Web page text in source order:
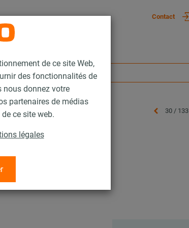
de ce site Web,
des fonctionnalités de
nous donnez votre
partenaires de médias
ce site web.
légales
Contact
30 / 133